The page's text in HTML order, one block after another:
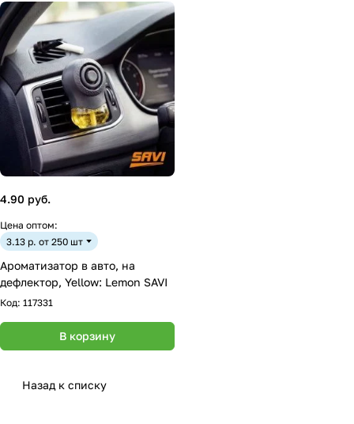
4.90 руб.
Цена оптом:
3.13 р. от 250 шт
Ароматизатор в авто, на
дефлектор, Yellow: Lemon SAVI
Код: 117331
В корзину
Назад к списку